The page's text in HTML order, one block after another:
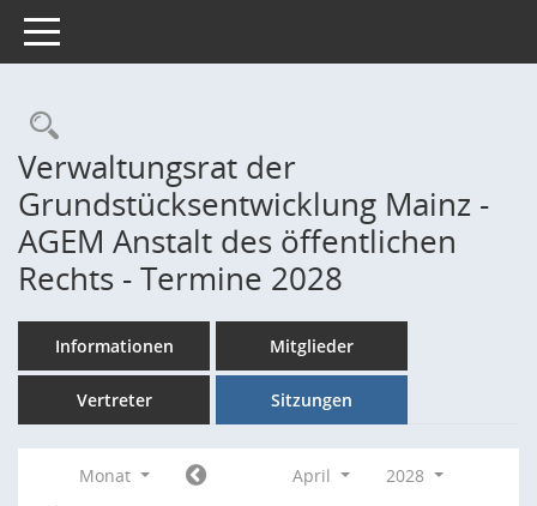
Toggle navigation
Rechercheauswahl
Verwaltungsrat der
Grundstücksentwicklung Mainz -
AGEM Anstalt des öffentlichen
Rechts - Termine 2028
Informationen Mitglieder
Vertreter Sitzungen
Monat April
2028